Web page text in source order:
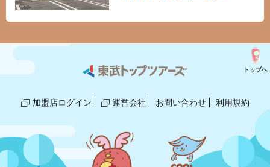
加盟店ログイン 運営会社 お問い合わせ 利用規約
トップへ